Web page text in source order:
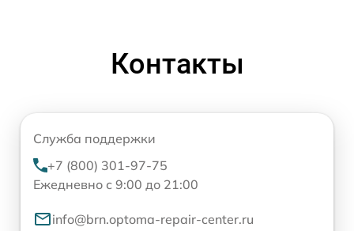
Контакты
Служба поддержки
+7 (800) 301-97-75
Ежедневно с 9:00 до 21:00
info@brn.optoma-repair-center.ru